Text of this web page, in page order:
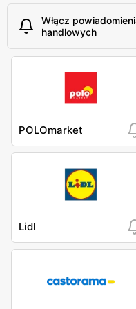
Włącz
handlowych
POLOmarket
Lidl